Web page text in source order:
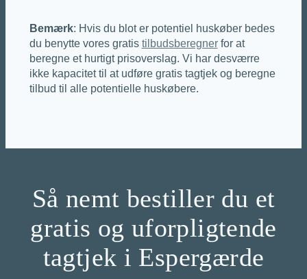
Bemærk: Hvis du blot er potentiel huskøber bedes
du benytte vores gratis tilbudsberegnerfor at
beregne et hurtigt prisoverslag. Vi har desværre
ikke kapacitet til at udføre gratis tagtjek og beregne
tilbud til alle potentielle huskøbere.
Så nemt bestiller du et
gratis og uforpligtende
tagtjek i Espergærde